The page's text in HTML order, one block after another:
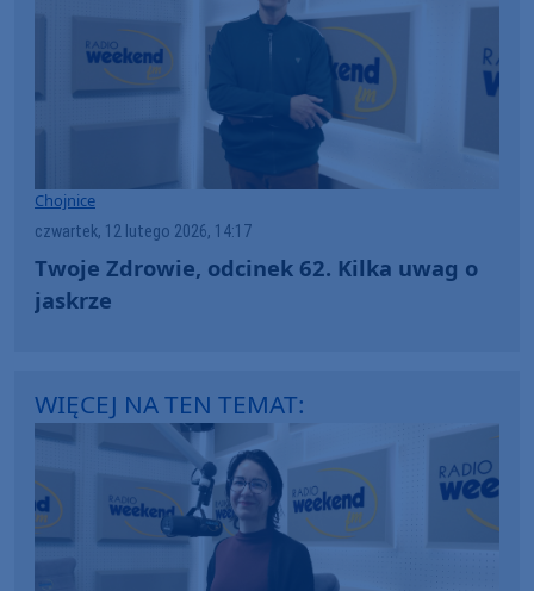
Chojnice
czwartek, 12 lutego 2026, 14:17
Twoje Zdrowie, odcinek 62. Kilka uwag o
jaskrze
WIĘCEJ NA TEN TEMAT: